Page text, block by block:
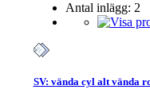
Antal inlägg: 2
SV: vända cyl alt vända